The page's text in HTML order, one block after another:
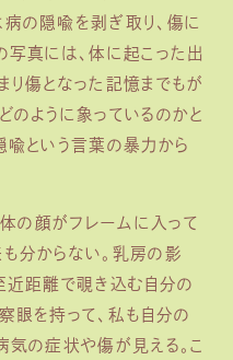
の隠喩を剥ぎ取り、傷に
写真には、体に起こった出
り傷となった記憶までもが
のように象っているのかと
喩という言葉の暴力から
の顔がフレームに入って
分からない。乳房の影
近距離で覗き込む自分の
眼を持って、私も自分の
気の症状や傷が見える。こ